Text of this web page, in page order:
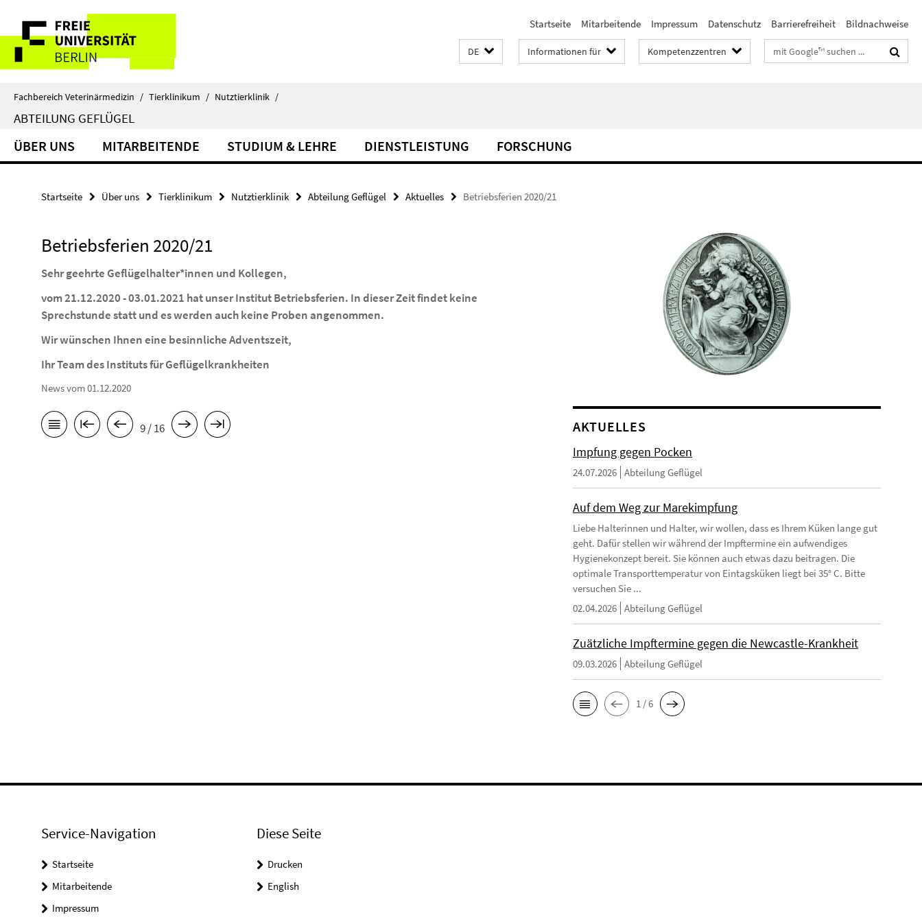
direkt
Inhalt
Service-
Navigation
Startseite Mitarbeitende Impressum Datenschutz Barrierefreiheit Bildnachweise
DE Informationen für Kompetenzzentren Suchbegriffe
Fachbereich Veterinärmedizin / Tierklinikum / Nutztierklinik /
ABTEILUNG GEFLÜGEL
ÜBER UNS MITARBEITENDE STUDIUM & LEHRE DIENSTLEISTUNG FORSCHUNG
Startseite Über uns Tierklinikum Nutztierklinik Abteilung Geflügel Aktuelles Betriebsferien 2020/21
Betriebsferien 2020/21
Sehr geehrte Geflügelhalter*innen und Kollegen,
vom 21.12.2020 - 03.01.2021 hat unser Institut Betriebsferien. In dieser Zeit findet keine
Sprechstunde statt und es werden auch keine Proben angenommen.
Wir wünschen Ihnen eine besinnliche Adventszeit,
Ihr Team des Instituts für Geflügelkrankheiten
News vom 01.12.2020
9 / 16 AKTUELLES
Impfung gegen Pocken
24.07.2026 Abteilung Geflügel
Auf dem Weg zur Marekimpfung
Liebe Halterinnen und Halter, wir wollen, dass es Ihrem Küken lange gut
geht. Dafür stellen wir während der Impftermine ein aufwendiges
Hygienekonzept bereit. Sie können auch etwas dazu beitragen. Die
optimale Transporttemperatur von Eintagsküken liegt bei 35° C. Bitte
versuchen Sie ...
02.04.2026 Abteilung Geflügel
Zuätzliche Impftermine gegen die Newcastle-Krankheit
09.03.2026 Abteilung Geflügel
1 / 6
Service-Navigation
Startseite
Mitarbeitende
Impressum
Diese Seite
Drucken
English